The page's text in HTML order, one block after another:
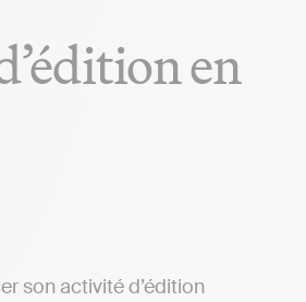
en
son activité d’édition